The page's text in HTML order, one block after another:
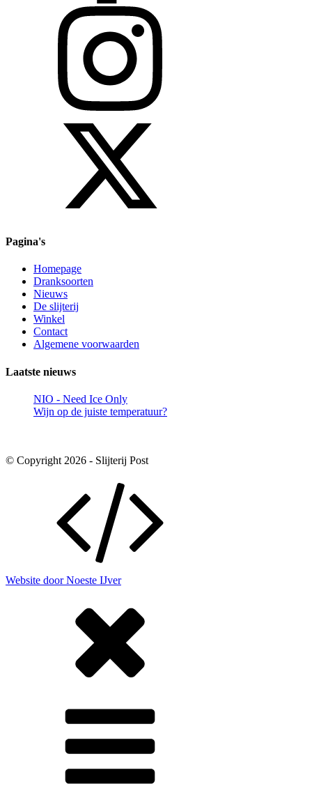
Pagina's
Homepage
Dranksoorten
Nieuws
De slijterij
Winkel
Contact
Algemene voorwaarden
Laatste nieuws
NIO - Need Ice Only
Wijn op de juiste temperatuur?
© Copyright 2026 - Slijterij Post
Website door Noeste IJver